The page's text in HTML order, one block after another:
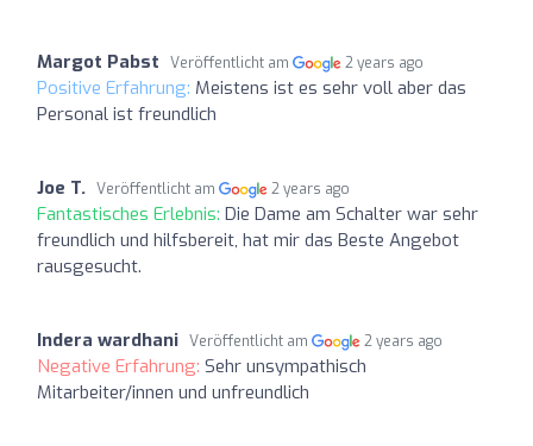
Margot Pabst Veröffentlicht am 2 years ago
Positive Erfahrung: Meistens ist es sehr voll aber das
Personal ist freundlich
Joe T. Veröffentlicht am 2 years ago
Fantastisches Erlebnis: Die Dame am Schalter war sehr
freundlich und hilfsbereit, hat mir das Beste Angebot
rausgesucht.
Indera wardhani Veröffentlicht am 2 years ago
Negative Erfahrung: Sehr unsympathisch
Mitarbeiter/innen und unfreundlich